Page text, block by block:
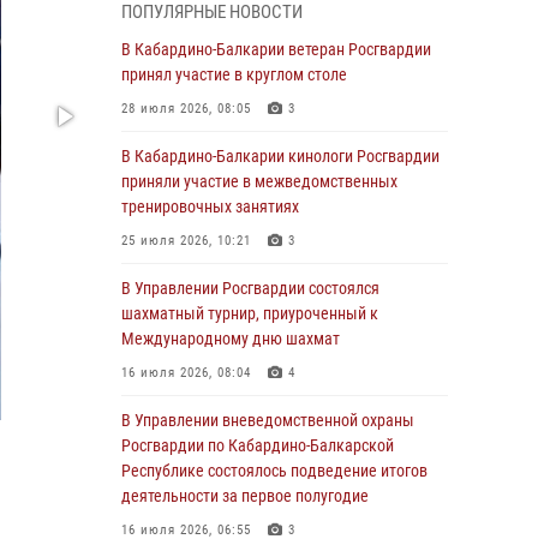
В Росгвардии вспоминают российских
воинов, погибших в Первой мировой войне
Директор Росгвардии Герой России генерал
армии Виктор Золотов поздравил
специалистов подразделений тыла с
01 августа 2026, 00:10
Росгвардия обеспечивает безопасность
граждан на южном направлении
Состоялась рабочая встреча директора
Росгвардии Героя России генерала армии
Виктора Золотова с заместителем
полномочного представителя Президента
ПОПУЛЯРНЫЕ НОВОСТИ
В Кабардино-Балкарии ветеран Росгвардии
принял участие в круглом столе
28 июля 2026, 08:05 3
В Кабардино-Балкарии кинологи Росгвардии
приняли участие в межведомственных
тренировочных занятиях
25 июля 2026, 10:21 3
В Управлении Росгвардии состоялся
шахматный турнир, приуроченный к
Международному дню шахмат
16 июля 2026, 08:04 4
В Управлении вневедомственной охраны
Росгвардии по Кабардино-Балкарской
Республике состоялось подведение итогов
деятельности за первое полугодие
16 июля 2026, 06:55 3